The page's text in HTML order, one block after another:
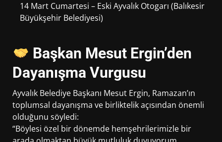
14 Mart Cumartesi – Eski Ayvalık Otogarı (Balıkesir
Büyükşehir Belediyesi)
Başkan Mesut Ergin’den
Dayanışma Vurgusu
Ayvalık Belediye Başkanı Mesut Ergin, Ramazan’ın
toplumsal dayanışma ve birliktelik açısından önemli
olduğunu söyledi:
“Böylesi özel bir dönemde hemşehrilerimizle bir